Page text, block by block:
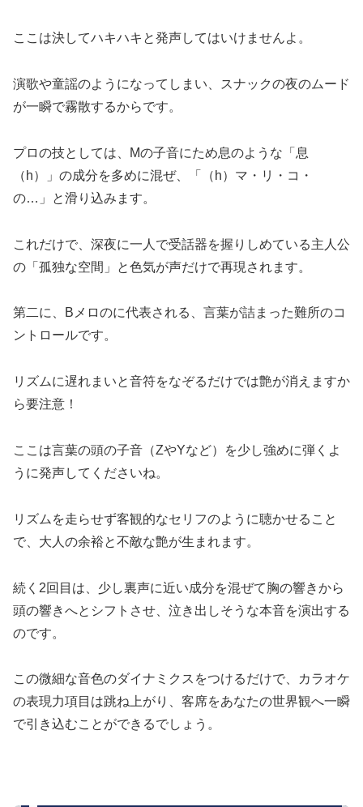
ここは決してハキハキと発声してはいけませんよ。
演歌や童謡のようになってしまい、スナックの夜のムード
が一瞬で霧散するからです。
プロの技としては、Mの子音にため息のような「息
（h）」の成分を多めに混ぜ、「（h）マ・リ・コ・
の…」と滑り込みます。
これだけで、深夜に一人で受話器を握りしめている主人公
の「孤独な空間」と色気が声だけで再現されます。
第二に、Bメロのに代表される、言葉が詰まった難所のコ
ントロールです。
リズムに遅れまいと音符をなぞるだけでは艶が消えますか
ら要注意！
ここは言葉の頭の子音（ZやYなど）を少し強めに弾くよ
うに発声してくださいね。
リズムを走らせず客観的なセリフのように聴かせること
で、大人の余裕と不敵な艶が生まれます。
続く2回目は、少し裏声に近い成分を混ぜて胸の響きから
頭の響きへとシフトさせ、泣き出しそうな本音を演出する
のです。
この微細な音色のダイナミクスをつけるだけで、カラオケ
の表現力項目は跳ね上がり、客席をあなたの世界観へ一瞬
で引き込むことができるでしょう。